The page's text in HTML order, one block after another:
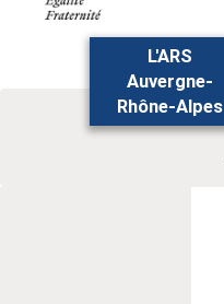
L'ARS
Auvergne-
Rhône-Alpes